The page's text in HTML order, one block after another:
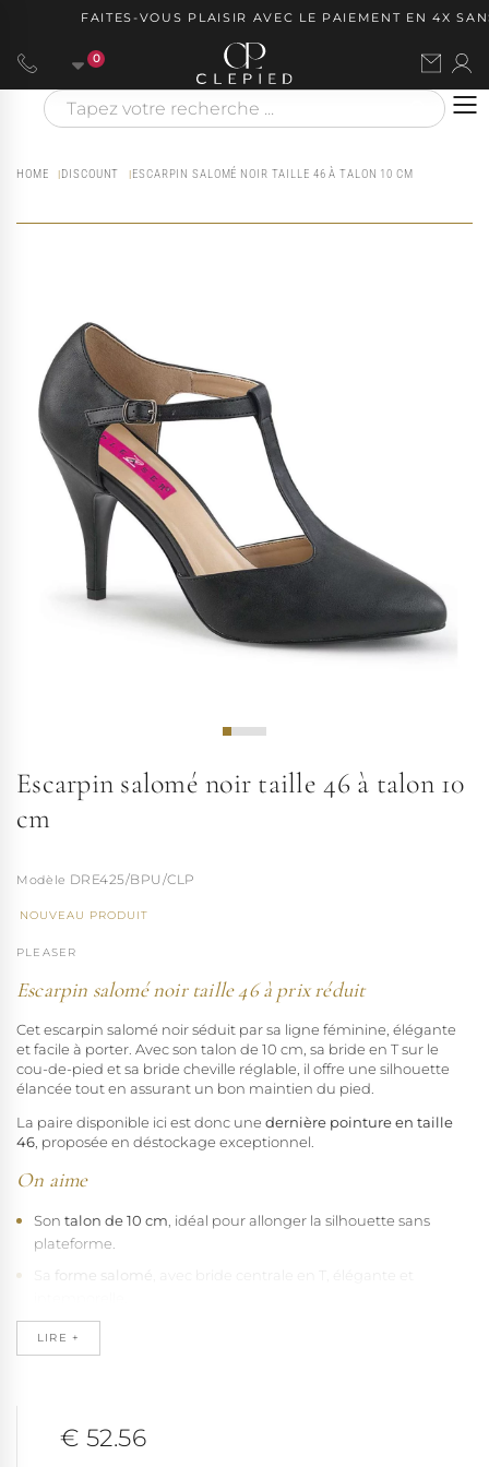
FAITES-VOUS PLAISIR AVEC LE PAIEMENT EN 4X
0
HOME DISCOUNT ESCARPIN SALOMÉ NOIR TAILLE 46 À TALON 10 CM
Escarpin salomé noir taille 46 à talon 10
cm
DRE425/BPU/CLP
NOUVEAU PRODUIT
PLEASER
Escarpin salomé noir taille 46 à prix réduit
Cet escarpin salomé noir séduit par sa ligne féminine, élégante
et facile à porter. Avec son talon de 10 cm, sa bride en T sur le
cou-de-pied et sa bride cheville réglable, il offre une silhouette
élancée tout en assurant un bon maintien du pied.
La paire disponible ici est donc une dernière pointure en taille
46 , proposée en déstockage exceptionnel.
On aime
Son talon de 10 cm , idéal pour allonger la silhouette sans
plateforme.
forme salomé
, avec bride centrale en T, élégante et
porté.
Sa fabricationsans matière animale
LIRE +
€ 52.56